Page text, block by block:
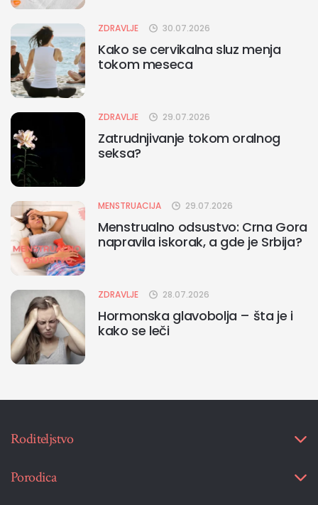
ZDRAVLJE 30.07.2026
Kako se cervikalna sluz menja
tokom meseca
ZDRAVLJE 29.07.2026
Zatrudnjivanje tokom oralnog
seksa?
MENSTRUACIJA 29.07.2026
Menstrualno odsustvo: Crna Gora
napravila iskorak, a gde je Srbija?
ZDRAVLJE 28.07.2026
Hormonska glavobolja – šta je i
kako se leči
Roditeljstvo
Porodica